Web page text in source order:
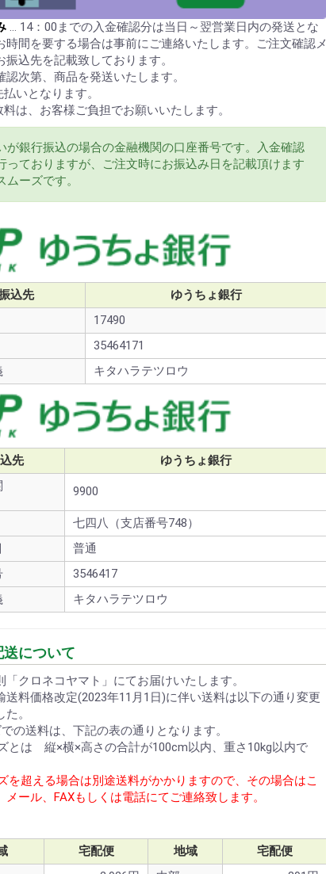
… 14：00までの入金確認分は当日～翌営業日内の発送とな
時間を要する場合は事前にご連絡いたします。ご注文確認メ
振込先を記載致しております。
認次第、商品を発送いたします。
いとなります。
は、お客様ご負担でお願いいたします。
が銀行振込の場合の金融機関の口座番号です。入金確認
っておりますが、ご注文時にお振込み日を記載頂けます
ムーズです。
込先
ゆうちょ銀行
17490
35464171
キタハラテツロウ
先
ゆうちょ銀行
9900
七四八（支店番号748）
普通
3546417
キタハラテツロウ
について
「クロネコヤマト」にてお届けいたします。
送料価格改定(2023年11月1日)に伴い送料は以下の通り変更
。
の送料は、下記の表の通りとなります。
とは 縦×横×高さの合計が100cm以内、重さ10kg以内で
を超える場合は別途送料がかかりますので、その場合はこ
メール、FAXもしくは電話にてご連絡致します。
宅配便 地域
宅配便